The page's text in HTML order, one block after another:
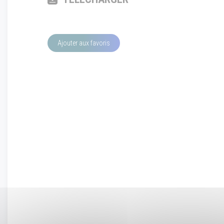
Ajouter aux favoris